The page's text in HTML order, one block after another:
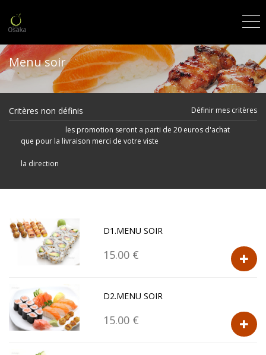
Menu soir
Critères non définis
Définir mes critères
les promotion seront a parti de 20 euros d'achat
que pour la livraison merci de votre viste
la direction
D1.MENU SOIR
15.00 €
D2.MENU SOIR
15.00 €